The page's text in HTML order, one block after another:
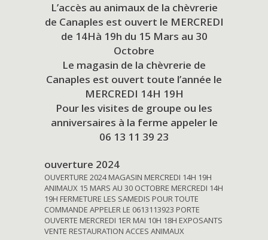
L’accès au animaux de la chèvrerie
de Canaples est ouvert le MERCREDI
de 14Hà 19h du 15 Mars au 30
Octobre
Le magasin de la chèvrerie de
Canaples est ouvert toute l’année le
MERCREDI 14H 19H
Pour les visites de groupe ou les
anniversaires à la ferme appeler le
06 13 11 39 23
ouverture 2024
OUVERTURE 2024 MAGASIN MERCREDI 14H 19H
ANIMAUX 15 MARS AU 30 OCTOBRE MERCREDI 14H
19H FERMETURE LES SAMEDIS POUR TOUTE
COMMANDE APPELER LE 0613113923 PORTE
OUVERTE MERCREDI 1ER MAI 10H 18H EXPOSANTS
VENTE RESTAURATION ACCES ANIMAUX